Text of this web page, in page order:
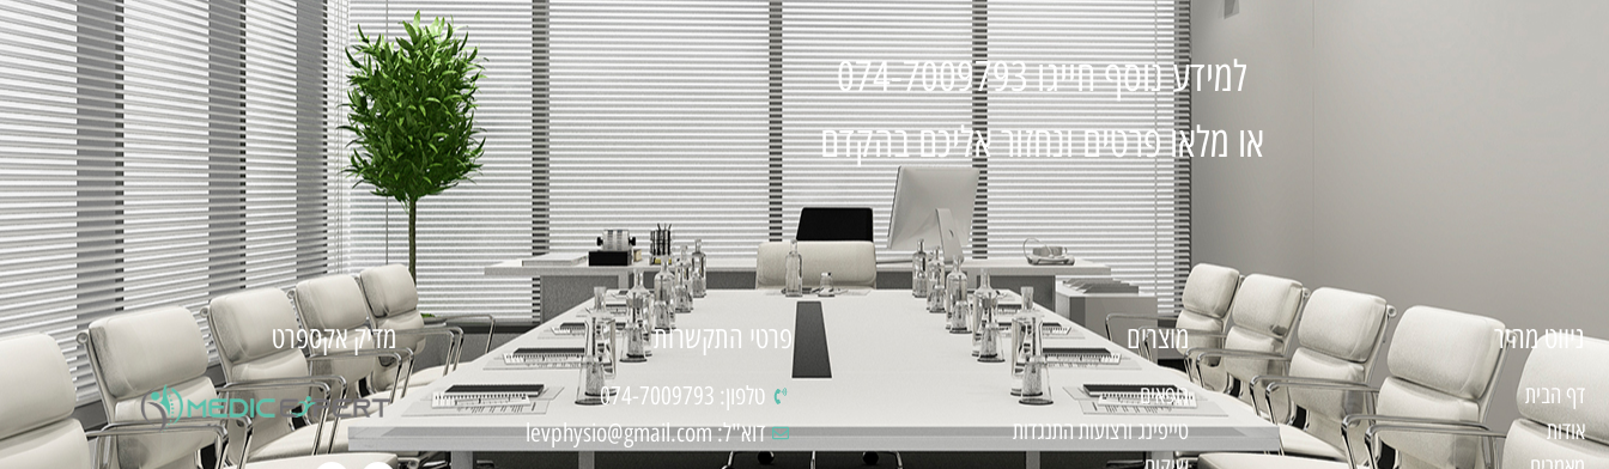
למידע נוסף חייגו 074-7009793
או מלאו פרטים ונחזור אליכם בהקדם
ניווט מהיר
דף הבית
אודות
מוצרים
רופאים
טייפינג ורצועות התנגדות
פרטי התקשרות
טלפון: 074-7009793
דוא"ל: levphysio@gmail.com
מדיק אקספרט